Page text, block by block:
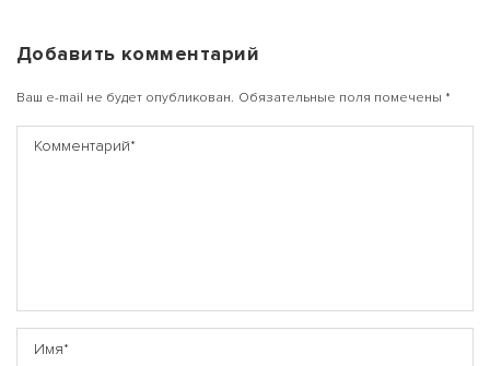
Добавить комментарий
Ваш e-mail не будет опубликован. Обязательные поля помечены *